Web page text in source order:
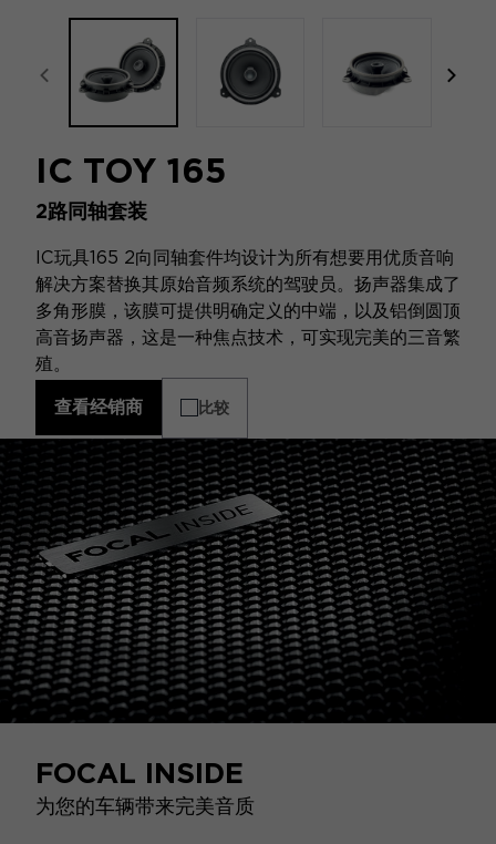
focal-naim-frontent::misc.prev_label
IC TOY 165
2路同轴套装
IC玩具165 2向同轴套件均设计为所有想要用优质音响
解决方案替换其原始音频系统的驾驶员。扬声器集成了
多角形膜，该膜可提供明确定义的中端，以及铝倒圆顶
高音扬声器，这是一种焦点技术，可实现完美的三音繁
殖。
查看经销商 比较
FOCAL INSIDE
为您的车辆带来完美音质